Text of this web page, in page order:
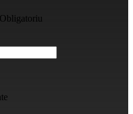
Obligatoriu